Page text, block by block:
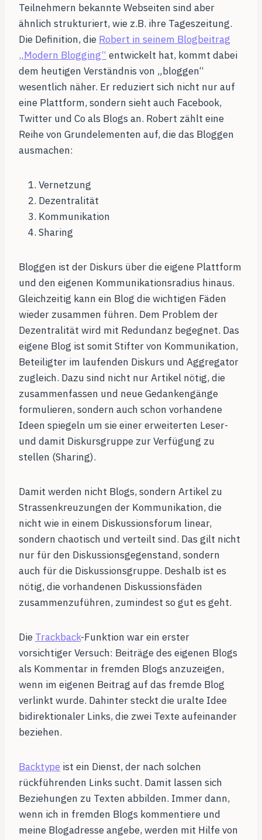
Teilnehmern bekannte Webseiten sind aber
ähnlich strukturiert, wie z.B. ihre Tageszeitung.
Die Definition, die Robert in seinem Blogbeitrag
„Modern Blogging“ entwickelt hat, kommt dabei
dem heutigen Verständnis von „bloggen“
wesentlich näher. Er reduziert sich nicht nur auf
eine Plattform, sondern sieht auch Facebook,
Twitter und Co als Blogs an. Robert zählt eine
Reihe von Grundelementen auf, die das Bloggen
ausmachen:
Vernetzung
Dezentralität
Kommunikation
Sharing
Bloggen ist der Diskurs über die eigene Plattform
und den eigenen Kommunikationsradius hinaus.
Gleichzeitig kann ein Blog die wichtigen Fäden
wieder zusammen führen. Dem Problem der
Dezentralität wird mit Redundanz begegnet. Das
eigene Blog ist somit Stifter von Kommunikation,
Beteiligter im laufenden Diskurs und Aggregator
zugleich. Dazu sind nicht nur Artikel nötig, die
zusammenfassen und neue Gedankengänge
formulieren, sondern auch schon vorhandene
Ideen spiegeln um sie einer erweiterten Leser-
und damit Diskursgruppe zur Verfügung zu
stellen (Sharing).
Damit werden nicht Blogs, sondern Artikel zu
Strassenkreuzungen der Kommunikation, die
nicht wie in einem Diskussionsforum linear,
sondern chaotisch und verteilt sind. Das gilt nicht
nur für den Diskussionsgegenstand, sondern
auch für die Diskussionsgruppe. Deshalb ist es
nötig, die vorhandenen Diskussionsfäden
zusammenzuführen, zumindest so gut es geht.
Die Trackback-Funktion war ein erster
vorsichtiger Versuch: Beiträge des eigenen Blogs
als Kommentar in fremden Blogs anzuzeigen,
wenn im eigenen Beitrag auf das fremde Blog
verlinkt wurde. Dahinter steckt die uralte Idee
bidirektionaler Links, die zwei Texte aufeinander
beziehen.
Backtype ist ein Dienst, der nach solchen
rückführenden Links sucht. Damit lassen sich
Beziehungen zu Texten abbilden. Immer dann,
wenn ich in fremden Blogs kommentiere und
meine Blogadresse angebe, werden mit Hilfe von